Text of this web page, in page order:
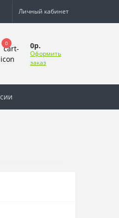
Личный кабинет
0 0р.
Оформить
заказ